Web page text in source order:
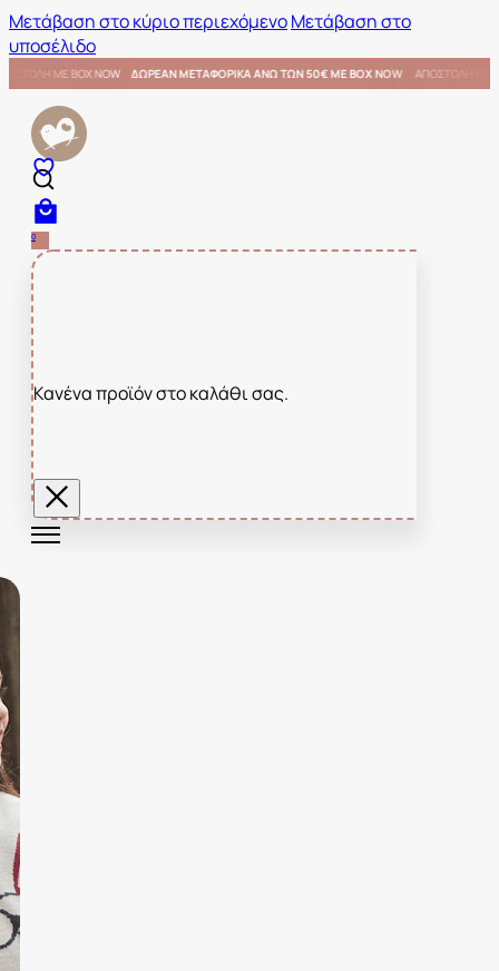
Μετάβαση στο κύριο περιεχόμενοΜετάβαση στο
υποσέλιδο
BOX NOW ΑΠΟΣΤΟΛΗ ΜΕ BOX NOW ΔΩΡΕΑΝ ΜΕΤΑΦΟΡΙΚΑ ΑΝΩ ΤΩΝ 50€ ΜΕ BOX NOW
0
Κανένα προϊόν στο καλάθι σας.